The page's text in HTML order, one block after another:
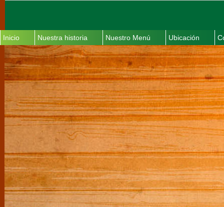
Inicio Nuestra historia Nuestro Menú Ubicación